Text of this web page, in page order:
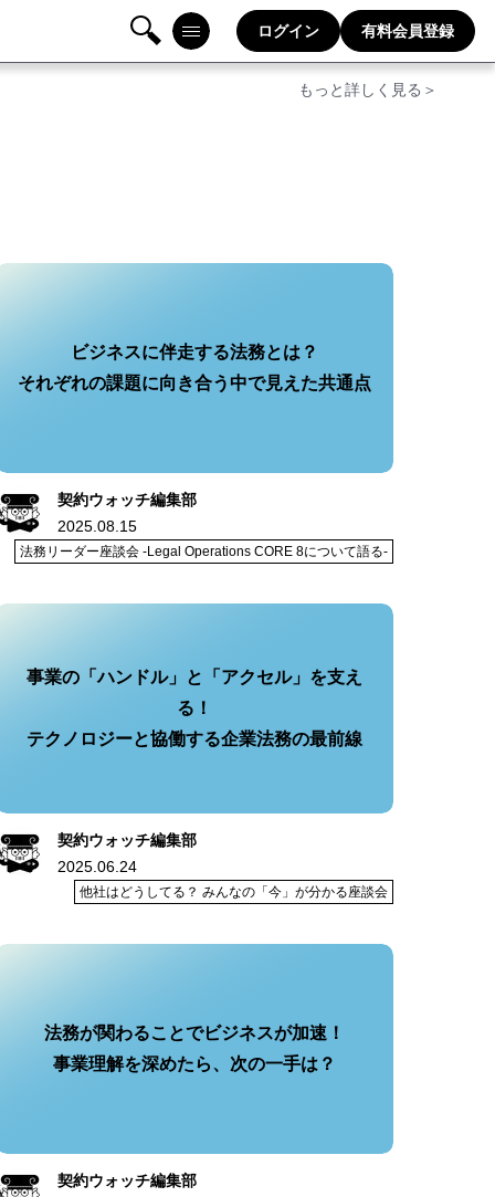
検
メニ
ログイン 有料会員登録
もっと詳しく見る＞
ビジネスに伴走する法務とは？
それぞれの課題に向き合う中で見えた共通点
契約ウォッチ編集部
2025.08.15
法務リーダー座談会 -Legal Operations CORE 8について語る-
事業の「ハンドル」と「アクセル」を支え
る！
テクノロジーと協働する企業法務の最前線
契約ウォッチ編集部
2025.06.24
他社はどうしてる？ みんなの「今」が分かる座談会
法務が関わることでビジネスが加速！
事業理解を深めたら、次の一手は？
契約ウォッチ編集部